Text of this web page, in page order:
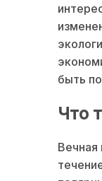
быть
Что